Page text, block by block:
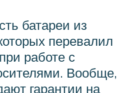
батареи из
перевалил
работе с
Вообще,
гарантии на